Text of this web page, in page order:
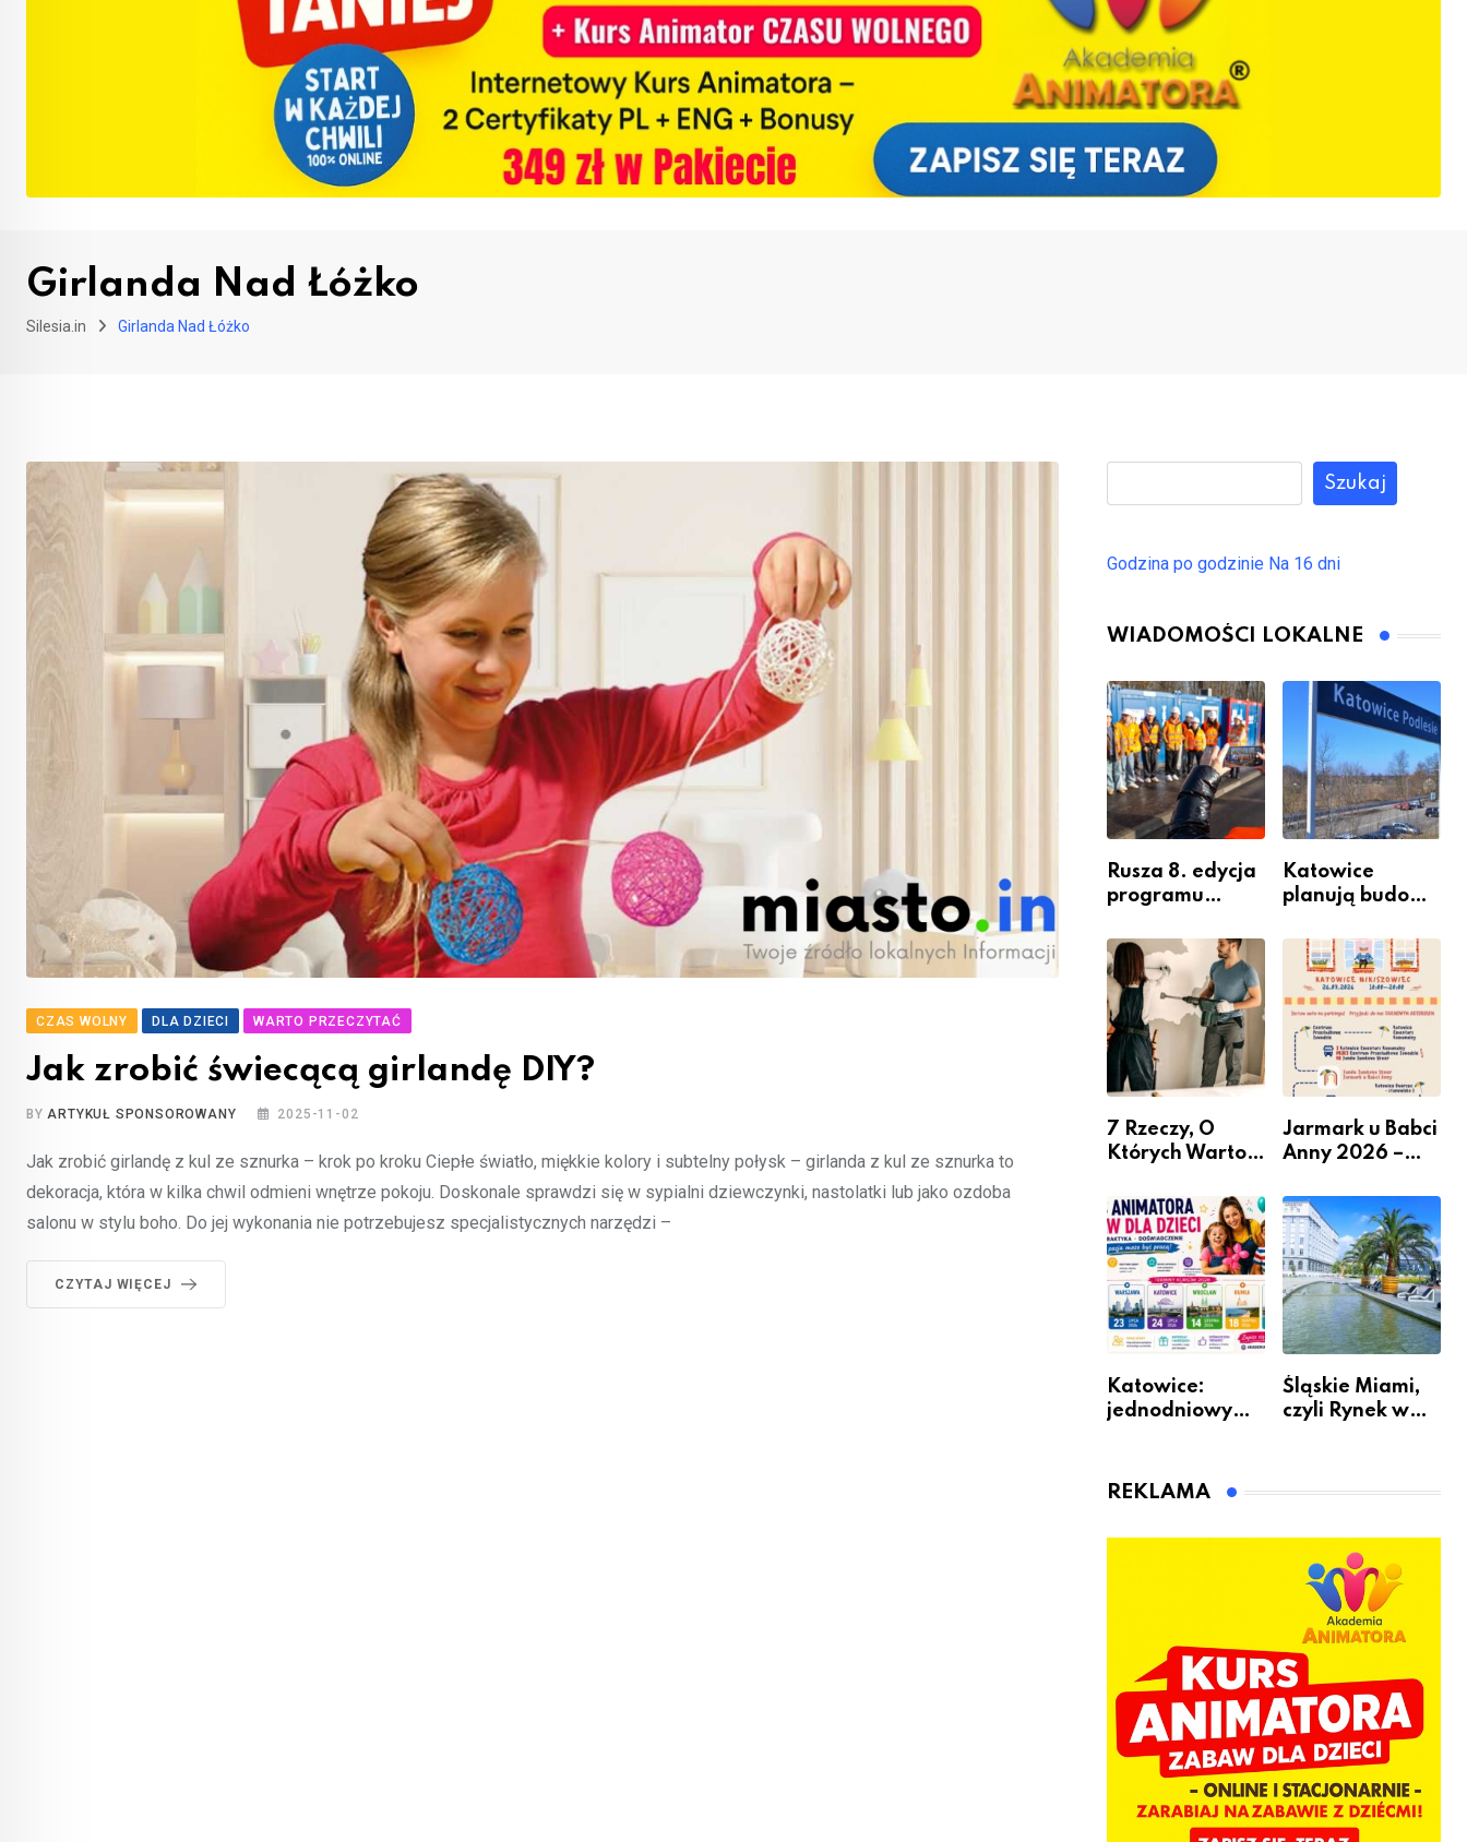
Girlanda Nad Łóżko
Silesia.in Girlanda Nad Łóżko
CZAS WOLNY DLA DZIECI WARTO PRZECZYTAĆ
Jak zrobić świecącą girlandę DIY?
BYARTYKUŁ SPONSOROWANY 2025-11-02
Jak zrobić girlandę z kul ze sznurka – krok po kroku Ciepłe światło, miękkie kolory i subtelny połysk – girlanda z kul ze sznurka to
dekoracja, która w kilka chwil odmieni wnętrze pokoju. Doskonale sprawdzi się w sypialni dziewczynki, nastolatki lub jako ozdoba
salonu w stylu boho. Do jej wykonania nie potrzebujesz specjalistycznych narzędzi –
CZYTAJ WIĘCEJ
Szukaj
Godzina po godzinie Na 16 dni
WIADOMOŚCI LOKALNE
Rusza 8. edycja
programu
Miastem
Fachowców” –
nabór dla
przedsiębiorców
Katowice
planują budowę
przesiadkoweg
o w Podlesiu
7 Rzeczy, O
Których Warto
Remontem
Mieszkania
Jarmark u Babci
Anny 2026 –
Katowice:
jednodniowy
animatora
Śląskie Miami,
czyli Rynek w
REKLAMA